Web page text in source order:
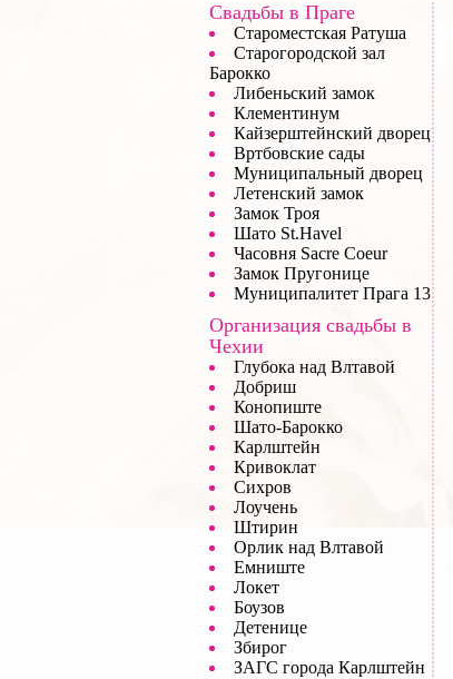
Свадьбы в Праге
Староместская Ратуша
Старогородской зал
Барокко
Либеньский замок
Клементинум
Кайзерштейнский дворец
Вртбовские сады
Муниципальный дворец
Летенский замок
Замок Троя
Шато St.Havel
Часовня Sacre Coeur
Замок Пругонице
Муниципалитет Прага 13
Организация свадьбы в
Чехии
Глубока над Влтавой
Добриш
Конопиште
Шато-Барокко
Карлштейн
Кривоклат
Сихров
Лоучень
Штирин
Орлик над Влтавой
Емниште
Локет
Боузов
Детенице
Збирог
ЗАГС города Карлштейн